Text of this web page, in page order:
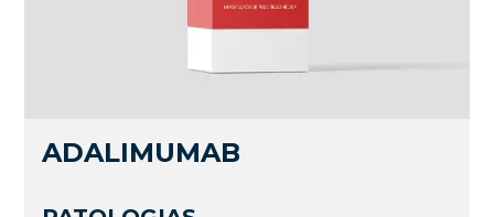
ADALIMUMAB